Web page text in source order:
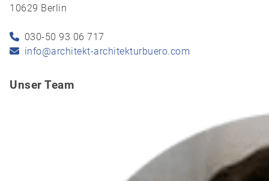
10629 Berlin
030-50 93 06 717
info@architekt-architekturbuero.com
Unser Team